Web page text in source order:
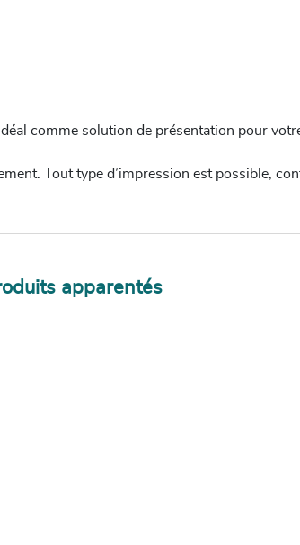
comme solution de présentation pour
Tout type d’impression est possible,
apparentés